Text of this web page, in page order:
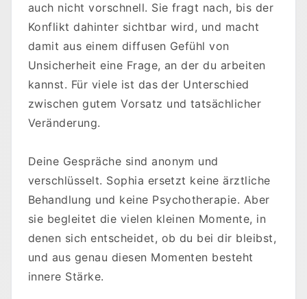
auch nicht vorschnell. Sie fragt nach, bis der
Konflikt dahinter sichtbar wird, und macht
damit aus einem diffusen Gefühl von
Unsicherheit eine Frage, an der du arbeiten
kannst. Für viele ist das der Unterschied
zwischen gutem Vorsatz und tatsächlicher
Veränderung.
Deine Gespräche sind anonym und
verschlüsselt. Sophia ersetzt keine ärztliche
Behandlung und keine Psychotherapie. Aber
sie begleitet die vielen kleinen Momente, in
denen sich entscheidet, ob du bei dir bleibst,
und aus genau diesen Momenten besteht
innere Stärke.